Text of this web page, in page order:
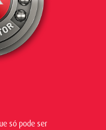
só pode ser